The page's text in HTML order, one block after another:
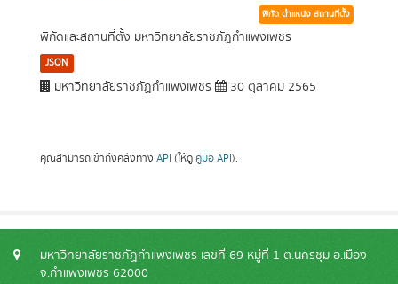
พิกัด ตำแหน่ง สถานที่ตั้ง
พิกัดและสถานที่ตั้ง มหาวิทยาลัยราชภัฏกำแพงเพชร
JSON
มหาวิทยาลัยราชภัฏกำแพงเพชร 30 ตุลาคม 2565
คุณสามารถเข้าถึงคลังทาง API (ให้ดู คู่มือ API).
มหาวิทยาลัยราชภัฏกำแพงเพชร เลขที่ 69 หมู่ที่ 1 ต.นครชุม อ.เมือง
จ.กำแพงเพชร 62000